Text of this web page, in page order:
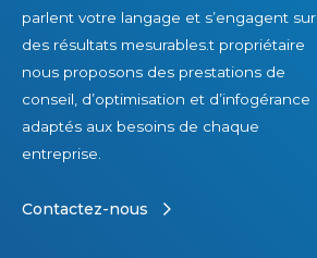
parlent votre langage et s’engagent sur
des résultats mesurables.t propriétaire
nous proposons des prestations de
conseil, d’optimisation et d’infogérance
adaptés aux besoins de chaque
entreprise.
Contactez-nous